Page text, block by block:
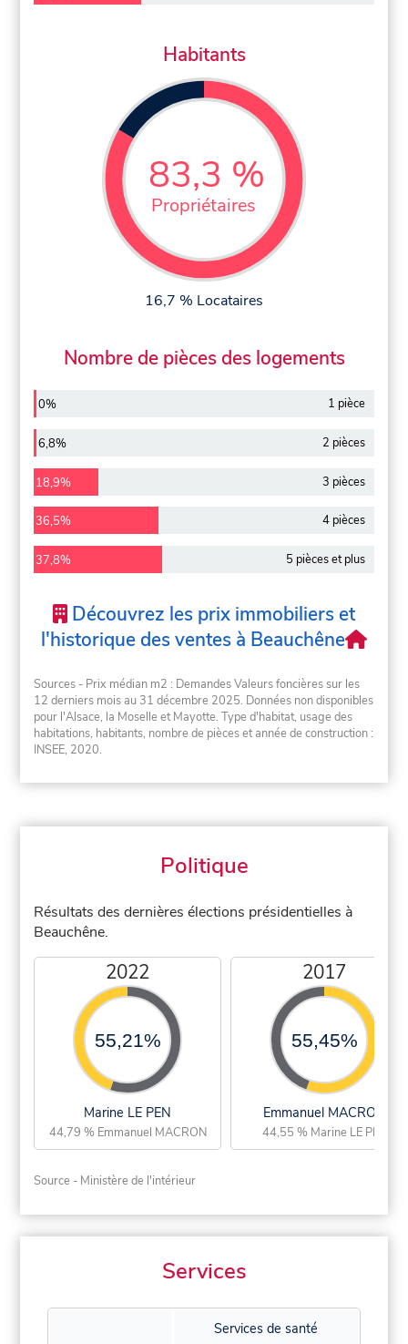
Habitants
83,3 %
Propriétaires
16,7 % Locataires
Nombre de pièces des logements
0% 1 pièce
6,8% 2 pièces
18,9% 3 pièces
36,5% 4 pièces
37,8% 5 pièces et plus
Découvrez les prix immobiliers et
l'historique des ventes à Beauchêne
Sources - Prix médian m2 : Demandes Valeurs foncières sur les
12 derniers mois au 31 décembre 2025. Données non disponibles
pour l'Alsace, la Moselle et Mayotte. Type d'habitat, usage des
habitations, habitants, nombre de pièces et année de construction :
INSEE, 2020.
Politique
Résultats des dernières élections présidentielles à
Beauchêne.
2022
55,21%
Marine LE PEN
44,79 % Emmanuel MACRON
2017
55,45%
Emmanuel MACRON
44,55 % Marine LE PEN
Source - Ministère de l'intérieur
Services
Services de santé